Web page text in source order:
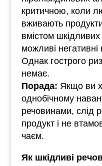
критичною, коли
вживають
вмістом
можливі
Однак гострого
немає.
Порада: Якщо ви
однобічному
речовинами, слід
продукт і не
чаєм.
Як шкідливі